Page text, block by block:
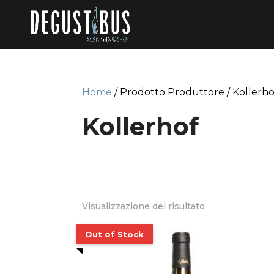
Home / Prodotto Produttore /
Kollerhof
Visualizzazione del risultato